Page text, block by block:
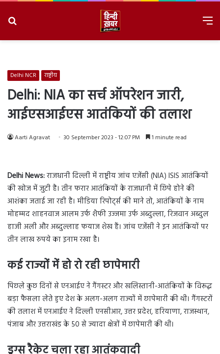
Delhi NCR राष्ट्रीय
Delhi: NIA का सर्च ऑपरेशन जारी,
आईएसआईएस आतंकियों की तलाश
Aarti Agravat 30 September 2023 - 12:07 PM 1 minute read
Delhi News:राजधानी दिल्ली में राष्ट्रीय जांच एजेंसी (NIA) ISIS आतंकियों
की खोज में जुटी है। तीन फरार आतंकियों के राजधानी में छिपे होने की
आशंका जताई जा रही है। मीडिया रिपोर्ट्स की माने तो, आतंकियों के नाम
मोहम्मद शाहनवाज आलम उर्फ शैफी उज्जमा उर्फ अब्दुल्ला, रिजवान अब्दुल
हाजी अली और अब्दुल्लाह फयाज शेख हैं। जांच एजेंसी ने इन आतंकियों पर
तीन लाख रुपये का इनाम रखा है।
कई राज्यों में हो रो रही छापेमारी
पिछले कुछ दिनों से एनआईए ने गैंगस्टर और खलिस्तानी-आतंकियों के विरूद्ध
बड़ा फैसला लेते हुए देश के अलग-अलग राज्यों में छापेमारी की थी। गैंगस्टरों
की तलाश में एनआईए ने दिल्ली एनसीआर, उत्तर प्रदेश, हरियाणा, राजस्थान,
पंजाब और उत्तराखंड के 50 से ज्यादा क्षेत्रों में छापेमारी की थी।